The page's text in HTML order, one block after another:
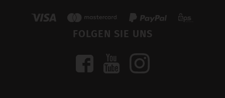
FOLGEN SIE UNS